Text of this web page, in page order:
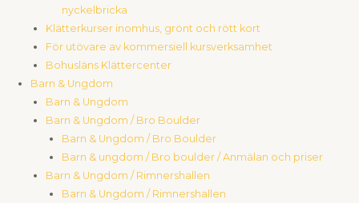
nyckelbricka
Klätterkurser inomhus, grönt och rött kort
För utövare av kommersiell kursverksamhet
Bohusläns Klättercenter
Barn & Ungdom
Barn & Ungdom
Barn & Ungdom / Bro Boulder
Barn & Ungdom / Bro Boulder
Barn & ungdom / Bro boulder / Anmälan och priser
Barn & Ungdom / Rimnershallen
Barn & Ungdom / Rimnershallen